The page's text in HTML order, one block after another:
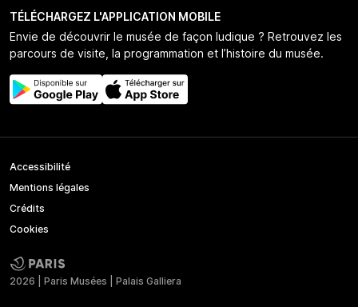
TÉLÉCHARGEZ L'APPLICATION MOBILE
Envie de découvrir le musée de façon ludique ? Retrouvez les
parcours de visite, la programmation et l’histoire du musée.
Accessibilité
Mentions légales
Crédits
Cookies
2026 | Paris Musées | Palais Galliera